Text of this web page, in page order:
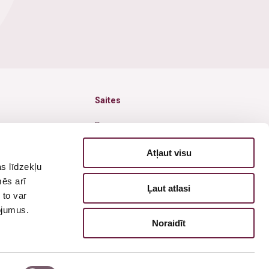
līdzekļu
arī
to var
Atļaut visu
Ļaut atlasi
Noraidīt
Saites
Par mums
Akcijas
Pieteikties vizītei